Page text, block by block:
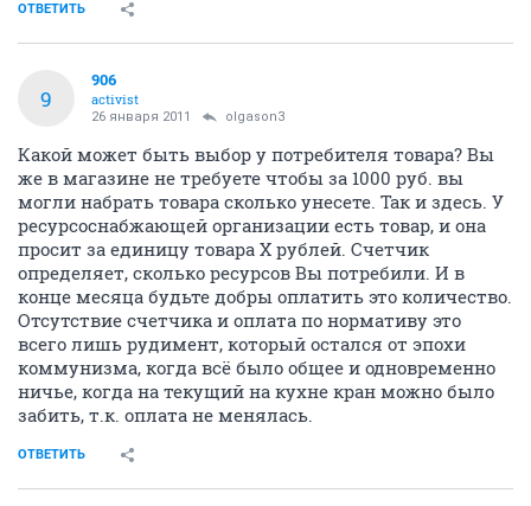
ОТВЕТИТЬ
9
906
activist
26 января 2011 olgason3
Какой может быть выбор у потребителя товара? Вы
же в магазине не требуете чтобы за 1000 руб. вы
могли набрать товара сколько унесете. Так и здесь. У
ресурсоснабжающей организации есть товар, и она
просит за единицу товара Х рублей. Счетчик
определяет, сколько ресурсов Вы потребили. И в
конце месяца будьте добры оплатить это количество.
Отсутствие счетчика и оплата по нормативу это
всего лишь рудимент, который остался от эпохи
коммунизма, когда всё было общее и одновременно
ничье, когда на текущий на кухне кран можно было
забить, т.к. оплата не менялась.
ОТВЕТИТЬ